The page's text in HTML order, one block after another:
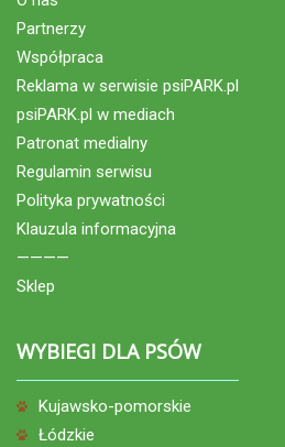
Partnerzy
Współpraca
Reklama w serwisie psiPARK.pl
psiPARK.pl w mediach
Patronat medialny
Regulamin serwisu
Polityka prywatności
Klauzula informacyjna
————
Sklep
WYBIEGI DLA PSÓW
Kujawsko-pomorskie
Łódzkie